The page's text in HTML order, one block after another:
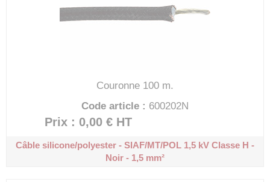
Couronne 100 m.
Code article : 600202N
Prix : 0,00 € HT
Câble silicone/polyester - SIAF/MT/POL 1,5 kV Classe H -
Noir - 1,5 mm²